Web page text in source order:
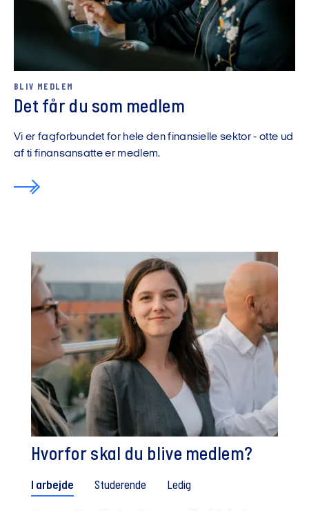
BLIV MEDLEM
Det får du som medlem
Vi er fagforbundet for hele den finansielle sektor - otte ud
af ti finansansatte er medlem.
Hvorfor skal du blive medlem?
I arbejde Studerende Ledig